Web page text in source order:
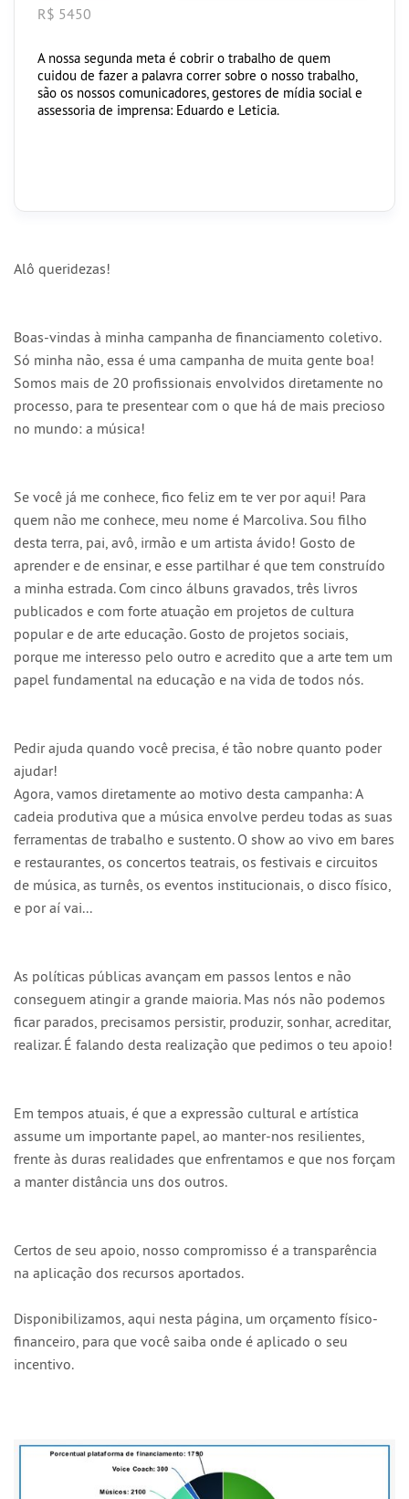
R$ 5450
A nossa segunda meta é cobrir o trabalho de quem
cuidou de fazer a palavra correr sobre o nosso trabalho,
são os nossos comunicadores, gestores de mídia social e
assessoria de imprensa: Eduardo e Leticia.
Alô queridezas!
Boas-vindas à minha campanha de financiamento coletivo.
Só minha não, essa é uma campanha de muita gente boa!
Somos mais de 20 profissionais envolvidos diretamente no
processo, para te presentear com o que há de mais precioso
no mundo: a música!
Se você já me conhece, fico feliz em te ver por aqui! Para
quem não me conhece, meu nome é Marcoliva. Sou filho
desta terra, pai, avô, irmão e um artista ávido! Gosto de
aprender e de ensinar, e esse partilhar é que tem construído
a minha estrada. Com cinco álbuns gravados, três livros
publicados e com forte atuação em projetos de cultura
popular e de arte educação. Gosto de projetos sociais,
porque me interesso pelo outro e acredito que a arte tem um
papel fundamental na educação e na vida de todos nós.
Pedir ajuda quando você precisa, é tão nobre quanto poder
ajudar!
Agora, vamos diretamente ao motivo desta campanha: A
cadeia produtiva que a música envolve perdeu todas as suas
ferramentas de trabalho e sustento. O show ao vivo em bares
e restaurantes, os concertos teatrais, os festivais e circuitos
de música, as turnês, os eventos institucionais, o disco físico,
e por aí vai...
As políticas públicas avançam em passos lentos e não
conseguem atingir a grande maioria. Mas nós não podemos
ficar parados, precisamos persistir, produzir, sonhar, acreditar,
realizar. É falando desta realização que pedimos o teu apoio!
Em tempos atuais, é que a expressão cultural e artística
assume um importante papel, ao manter-nos resilientes,
frente às duras realidades que enfrentamos e que nos forçam
a manter distância uns dos outros.
Certos de seu apoio, nosso compromisso é a transparência
na aplicação dos recursos aportados.
Disponibilizamos, aqui nesta página, um orçamento físico-
financeiro, para que você saiba onde é aplicado o seu
incentivo.